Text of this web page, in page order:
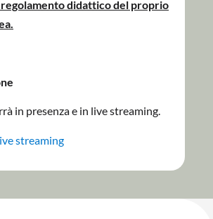
didattico del proprio
in presenza e in live streaming.
streaming